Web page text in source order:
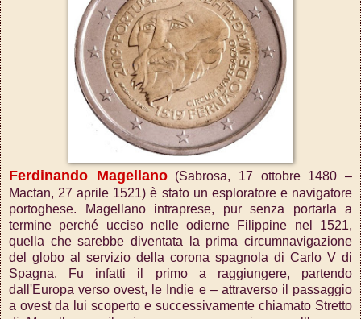
Ferdinando Magellano(Sabrosa, 17 ottobre 1480 –
Mactan, 27 aprile 1521) è stato un esploratore e navigatore
portoghese. Magellano intraprese, pur senza portarla a
termine perché ucciso nelle odierne Filippine nel 1521,
quella che sarebbe diventata la prima circumnavigazione
del globo al servizio della corona spagnola di Carlo V di
Spagna. Fu infatti il primo a raggiungere, partendo
dall'Europa verso ovest, le Indie e – attraverso il passaggio
a ovest da lui scoperto e successivamente chiamato Stretto